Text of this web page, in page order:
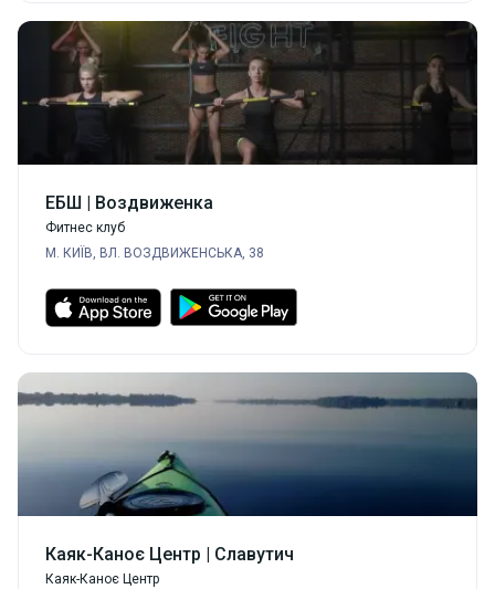
ЕБШ | Воздвиженка
Фитнес клуб
М. КИЇВ, ВЛ. ВОЗДВИЖЕНСЬКА, 38
Каяк-Каноє Центр | Славутич
Каяк-Каноє Центр